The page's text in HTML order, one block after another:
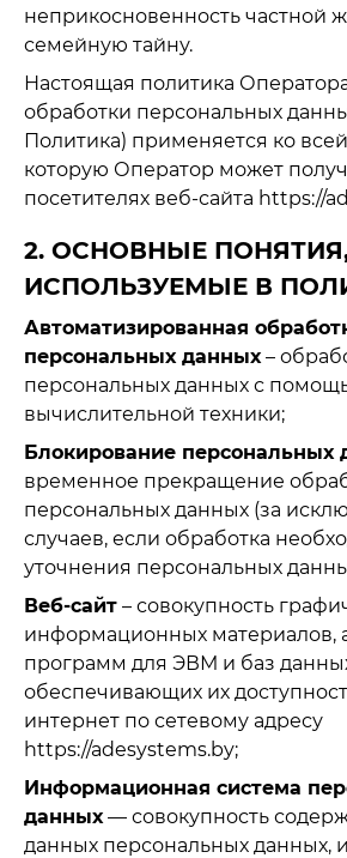
неприкосновенность частной
семейную тайну.
Настоящая политика
обработки персональных
Политика) применяется ко
которую Оператор может
посетителях веб-сайта https://
2. ОСНОВНЫЕ
ИСПОЛЬЗУЕМЫЕ В
Автоматизированная
персональных данных–
персональных данных с
вычислительной техники;
Блокирование персональных
временное прекращение
персональных данных (за
случаев, если обработка
уточнения персональных
Веб-сайт – совокупность
информационных материалов,
программ для ЭВМ и баз
обеспечивающих их
интернет по сетевому адресу
https://adesystems.by;
Информационная система
данных— совокупность
данных персональных данных, и